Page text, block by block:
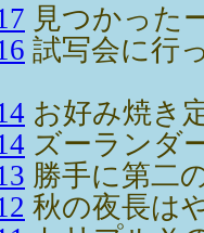
見つかった
試写会に行
お好み焼き
ズーランダ
勝手に第二
秋の夜長は